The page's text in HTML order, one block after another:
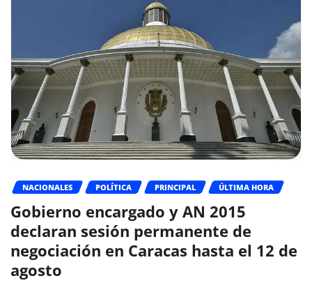
NACIONALES POLÍTICA PRINCIPAL ÚLTIMA HORA
Gobierno encargado y AN 2015
declaran sesión permanente de
negociación en Caracas hasta el 12 de
agosto